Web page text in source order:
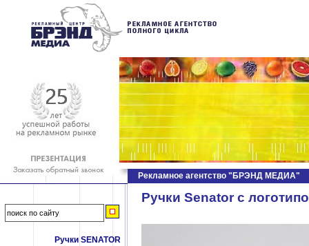
Ручки Senator c
Ручки SENATOR
Рекламное агентство "БРЭНД МЕДИА"